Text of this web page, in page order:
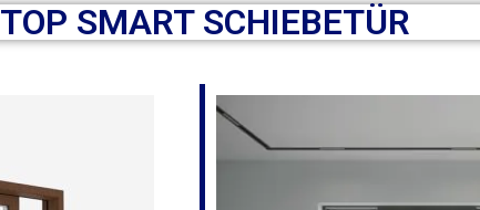
TOP SMART SCHIEBETÜR